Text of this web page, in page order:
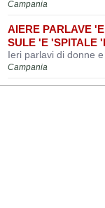
Campania
AIERE PARLAVE
SULE 'E 'SPITALE
Ieri parlavi di donne
Campania